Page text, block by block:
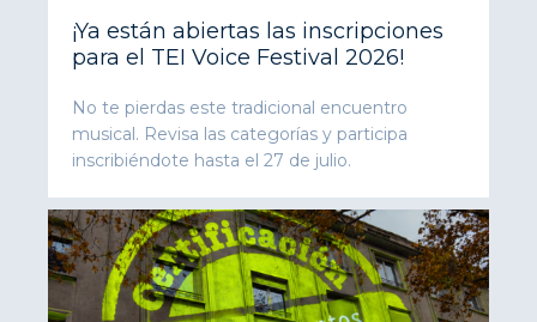
¡Ya están abiertas las inscripciones
para el TEI Voice Festival 2026!
No te pierdas este tradicional encuentro
musical. Revisa las categorías y participa
inscribiéndote hasta el 27 de julio.